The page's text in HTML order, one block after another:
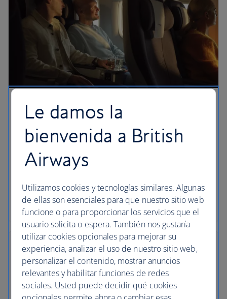
Elija su asiento
Asegúrese de obtener el asiento que desea
eligiéndolo con anticipación utilizando nuestros
mapas de asientos. Asimismo, infórmese sobre si
tiene que pagar o puede seleccionar un asiento de
Cómo elegir un asiento
Le damos la
bienvenida a British
Airways
Utilizamos cookies y tecnologías similares. Algunas
de ellas son esenciales para que nuestro sitio web
funcione o para proporcionar los servicios que el
usuario solicita o espera. También nos gustaría
utilizar cookies opcionales para mejorar su
experiencia, analizar el uso de nuestro sitio web,
personalizar el contenido, mostrar anuncios
relevantes y habilitar funciones de redes
sociales. Usted puede decidir qué cookies